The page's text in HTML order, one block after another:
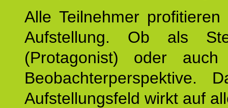
Alle Teilnehmer
Aufstellung. Ob als
(Protagonist) oder
Beobachterperspektive.
Aufstellungsfeld wirkt auf